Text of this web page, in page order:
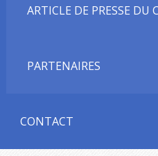
ARTICLE DE PRESSE DU
PARTENAIRES
CONTACT